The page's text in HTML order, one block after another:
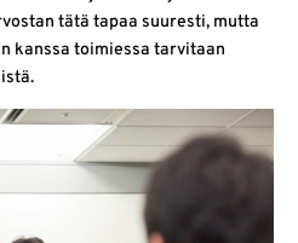
tätä tapaa suuresti, mutta
kanssa toimiessa tarvitaan